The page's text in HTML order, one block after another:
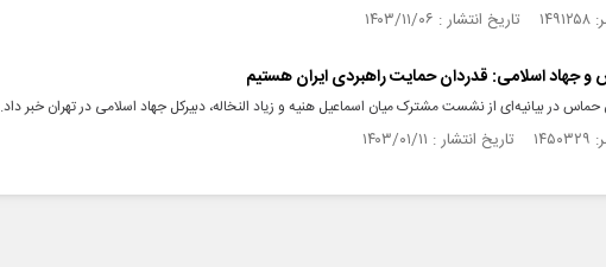
۰۶
جهاد اسلامی: قدردان حمایت راهبردی ایران هستیم
در بیانیه‌ای از نشست مشترک میان اسماعیل هنیه و زیاد النخاله، دبیرکل جهاد اسلامی در تهران خبر داد.
۱۱